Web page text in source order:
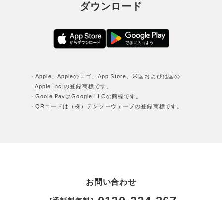
ダウンロード
・Apple、Appleのロゴ、App Store、米国および他国の
Apple Inc.の登録商標です。
・Goole PayはGoogle LLCの商標です。
・QRコードは（株）デンソーウェーブの登録商標です。
お問い合わせ